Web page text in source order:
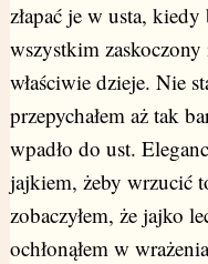
złapać je w usta, kiedy
wszystkim
właściwie dzieje. Nie
przepychałem aż tak
wpadło do ust.
jajkiem, żeby wrzucić
zobaczyłem, że jajko
ochłonąłem w